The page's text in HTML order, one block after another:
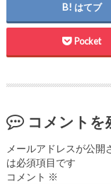
はてブ
Pocket
コメントを
メールアドレスが公開
は必須項目です
コメント ※